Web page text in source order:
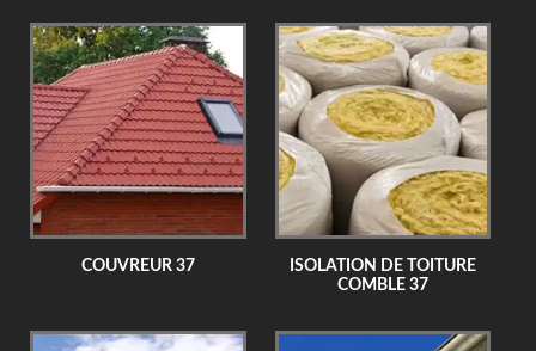
COUVREUR 37
ISOLATION DE TOITURE
COMBLE 37